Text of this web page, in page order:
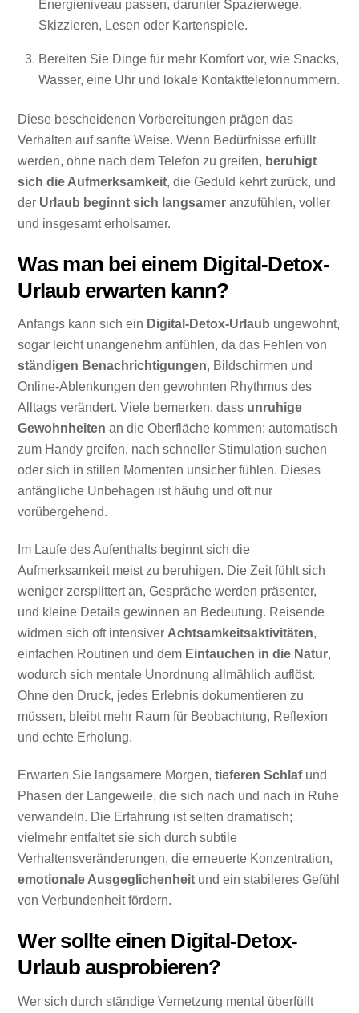
Energieniveau passen, darunter Spazierwege,
Skizzieren, Lesen oder Kartenspiele.
Bereiten Sie Dinge für mehr Komfort vor, wie Snacks,
Wasser, eine Uhr und lokale Kontakttelefonnummern.
Diese bescheidenen Vorbereitungen prägen das
Verhalten auf sanfte Weise. Wenn Bedürfnisse erfüllt
werden, ohne nach dem Telefon zu greifen, beruhigt
sich die Aufmerksamkeit, die Geduld kehrt zurück, und
der Urlaub beginnt sich langsamer anzufühlen, voller
und insgesamt erholsamer.
Was man bei einem Digital-Detox-
Urlaub erwarten kann?
Anfangs kann sich ein Digital-Detox-Urlaub ungewohnt,
sogar leicht unangenehm anfühlen, da das Fehlen von
ständigen Benachrichtigungen, Bildschirmen und
Online-Ablenkungen den gewohnten Rhythmus des
Alltags verändert. Viele bemerken, dass unruhige
Gewohnheiten an die Oberfläche kommen: automatisch
zum Handy greifen, nach schneller Stimulation suchen
oder sich in stillen Momenten unsicher fühlen. Dieses
anfängliche Unbehagen ist häufig und oft nur
vorübergehend.
Im Laufe des Aufenthalts beginnt sich die
Aufmerksamkeit meist zu beruhigen. Die Zeit fühlt sich
weniger zersplittert an, Gespräche werden präsenter,
und kleine Details gewinnen an Bedeutung. Reisende
widmen sich oft intensiver Achtsamkeitsaktivitäten,
einfachen Routinen und dem Eintauchen in die Natur,
wodurch sich mentale Unordnung allmählich auflöst.
Ohne den Druck, jedes Erlebnis dokumentieren zu
müssen, bleibt mehr Raum für Beobachtung, Reflexion
und echte Erholung.
Erwarten Sie langsamere Morgen,tieferen Schlafund
Phasen der Langeweile, die sich nach und nach in Ruhe
verwandeln. Die Erfahrung ist selten dramatisch;
vielmehr entfaltet sie sich durch subtile
Verhaltensveränderungen, die erneuerte Konzentration,
emotionale Ausgeglichenheit und ein stabileres Gefühl
von Verbundenheit fördern.
Wer sollte einen Digital-Detox-
Urlaub ausprobieren?
Wer sich durch ständige Vernetzung mental überfüllt